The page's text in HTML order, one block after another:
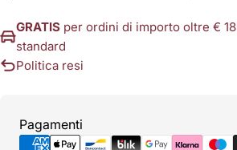
GRATIS per ordini di importo oltre €
standard
Politica resi
Pagamenti
Metodi
di